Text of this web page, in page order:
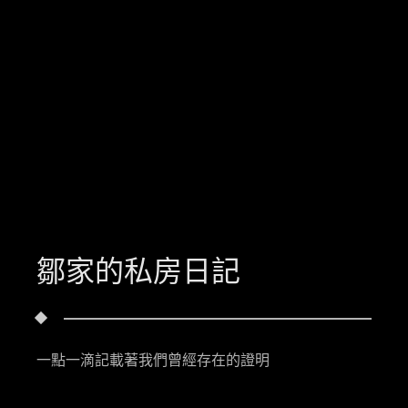
鄒家的私房日記
一點一滴記載著我們曾經存在的證明